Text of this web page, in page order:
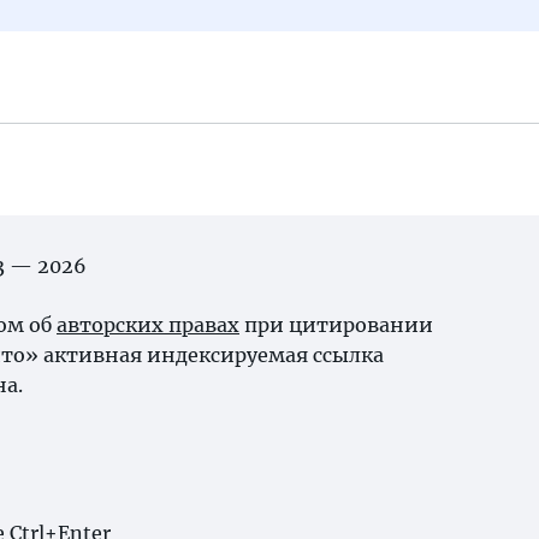
— 2026
об авторских правах при цитировании
активная индексируемая ссылка
Ctrl+Enter